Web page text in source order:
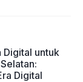
Digital untuk
Digital